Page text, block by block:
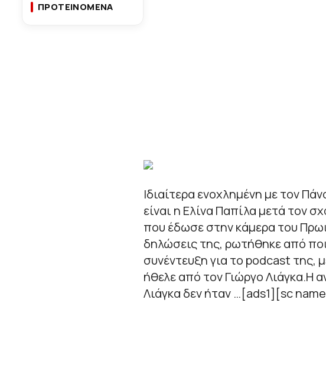
ΠΡΟΤΕΙΝΟΜΕΝΑ
Ιδιαίτερα ενοχλημένη με τον
είναι η Ελίνα Παπίλα μετά τον
που έδωσε στην κάμερα του
δηλώσεις της, ρωτήθηκε από
συνέντευξη για το podcast της,
ήθελε από τον Γιώργο Λιάγκα.Η
Λιάγκα δεν ήταν …[ads1][sc